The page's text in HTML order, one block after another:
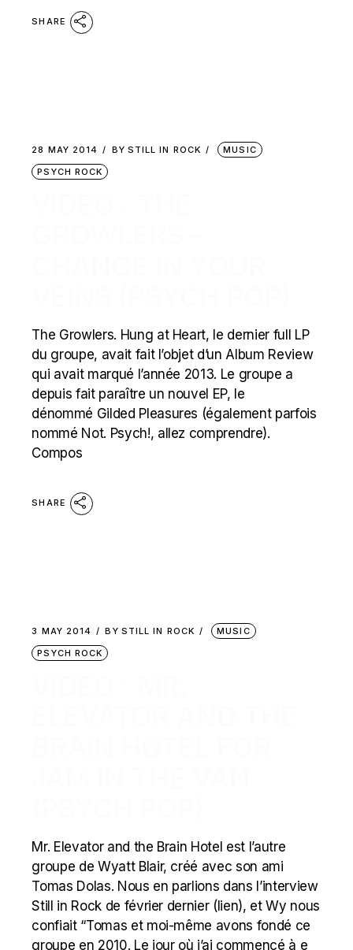
SHARE
28 MAY 2014 BY STILL IN ROCK
MUSIC
PSYCH ROCK
The Growlers. Hung at Heart, le dernier full LP
du groupe, avait fait l’objet d’un Album Review
qui avait marqué l’année 2013. Le groupe a
depuis fait paraître un nouvel EP, le
dénommé Gilded Pleasures (également parfois
nommé Not. Psych!, allez comprendre).
Compos
SHARE
3 MAY 2014 BY STILL IN ROCK
MUSIC
PSYCH ROCK
Mr. Elevator and the Brain Hotel est l’autre
groupe de Wyatt Blair, créé avec son ami
Tomas Dolas. Nous en parlions dans l’interview
Still in Rock de février dernier (lien), et Wy nous
confiait “Tomas et moi-même avons fondé ce
groupe en 2010. Le jour où j’ai commencé à e